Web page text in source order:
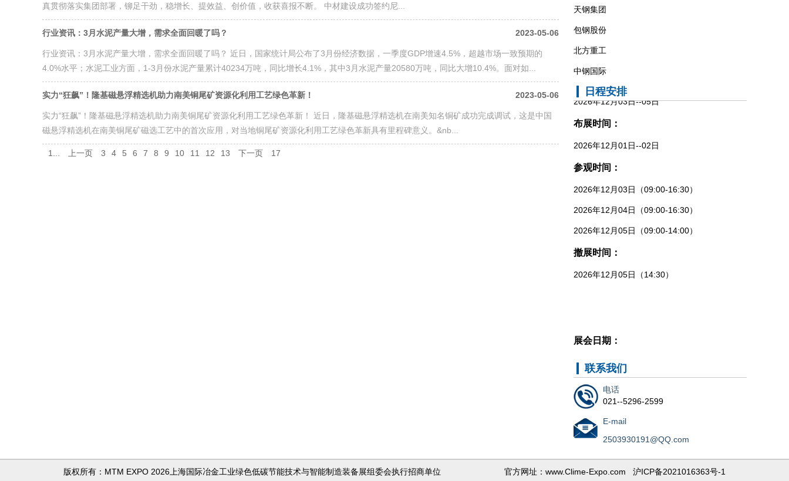
真贯彻落实集团部署，铆足干劲，稳增长、提效益、创价值，收获喜报不断。 中材建设成功签约尼...
行业资讯：3月水泥产量大增，需求全面回暖了吗？ 2023-05-06
行业资讯：3月水泥产量大增，需求全面回暖了吗？ 近日，国家统计局公布了3月份经济数据，一季度GDP增速4.5%，超越市场一致预期的
4.0%水平；水泥工业方面，1-3月份水泥产量累计40234万吨，同比增长4.1%，其中3月水泥产量20580万吨，同比大增10.4%。面对如...
实力“狂飙”！隆基磁悬浮精选机助力南美铜尾矿资源化利用工艺绿色革新！ 2023-05-06
实力“狂飙”！隆基磁悬浮精选机助力南美铜尾矿资源化利用工艺绿色革新！ 近日，隆基磁悬浮精选机在南美知名铜矿成功完成调试，这是中国
磁悬浮精选机在南美铜尾矿磁选工艺中的首次应用，对当地铜尾矿资源化利用工艺绿色革新具有里程碑意义。&nb...
1... 上一页 3 4 5 6 7 8 9 10 11 12 13 下一页 17
包钢股份
北方重工
中钢国际
中信重工
中铝集团
中冶集团
宝钢股份中央研究院
上海大学
中国机械总院集团
冶金工业规划研究院等
共同组织单位：
德励国际会展集团
宝山钢铁股份有限公司
上海市金属学会等
励兴展览（上海）有限公司
上海申仕展览服务有限公司
组委会执行招展单位：
励兴展览（上海）有限公司
战略合作媒体：
日程安排
2026年12月03日--05日
布展时间：
2026年12月01日--02日
参观时间：
2026年12月03日（09:00-16:30）
2026年12月04日（09:00-16:30）
2026年12月05日（09:00-14:00）
撤展时间：
2026年12月05日（14:30）
2026年12月03日--05日
布展时间：
2026年12月01日--02日
2026年12月03日（09:00-16:30）
2026年12月05日（09:00-14:00）
联系我们
电话
021--5296-2599
E-mail
2503930191@QQ.com
版权所有：MTM EXPO 2026上海国际冶金工业绿色低碳节能技术与智能制造装备展组委会执行招商单位 官方网址：www.Clime-Expo.com 沪ICP备2021016363号-1